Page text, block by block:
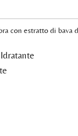
con estratto di bava